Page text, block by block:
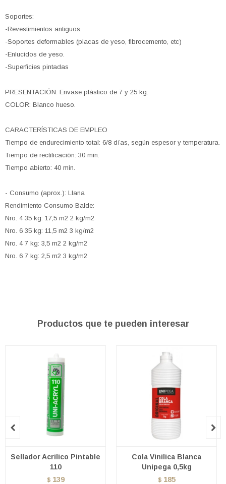
Soportes:
-Revestimientos antiguos.
-Soportes deformables (placas de yeso, fibrocemento, etc)
-Enlucidos de yeso.
-Superficies pintadas
PRESENTACIÓN: Envase plástico de 7 y 25 kg.
COLOR: Blanco hueso.
CARACTERÍSTICAS DE EMPLEO
Tiempo de endurecimiento total: 6/8 días, según espesor y temperatura.
Tiempo de rectificación: 30 min.
Tiempo abierto: 40 min.
- Consumo (aprox.): Llana
Rendimiento Consumo Balde:
Nro. 4 35 kg: 17,5 m2 2 kg/m2
Nro. 6 35 kg: 11,5 m2 3 kg/m2
Nro. 4 7 kg: 3,5 m2 2 kg/m2
Nro. 6 7 kg: 2,5 m2 3 kg/m2
Productos que te pueden interesar
Sellador Acrilico Pintable
110
$ 139
Cola Vinilica Blanca
Unipega 0,5kg
$ 185
 